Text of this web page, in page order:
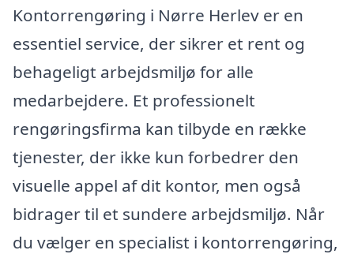
Kontorrengøring i Nørre Herlev er en
essentiel service, der sikrer et rent og
behageligt arbejdsmiljø for alle
medarbejdere. Et professionelt
rengøringsfirma kan tilbyde en række
tjenester, der ikke kun forbedrer den
visuelle appel af dit kontor, men også
bidrager til et sundere arbejdsmiljø. Når
du vælger en specialist i kontorrengøring,